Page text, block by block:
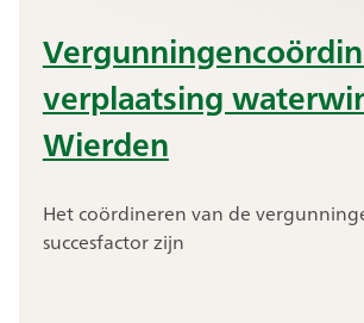
verplaatsing
Wierden
Het coördineren van de
succesfactor zijn